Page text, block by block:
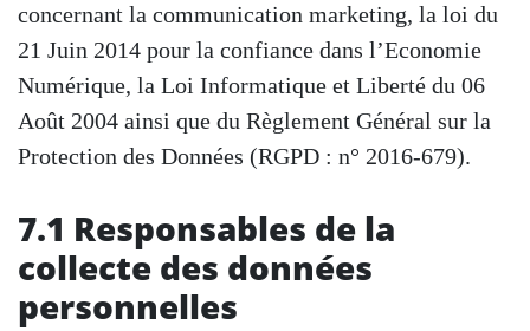
concernant la communication marketing, la loi du
21 Juin 2014 pour la confiance dans l’Economie
Numérique, la Loi Informatique et Liberté du 06
Août 2004 ainsi que du Règlement Général sur la
Protection des Données (RGPD : n° 2016-679).
7.1 Responsables de la
collecte des données
personnelles